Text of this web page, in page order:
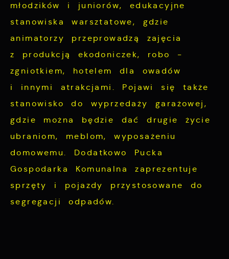
młodzików i juniorów, edukacyjne
stanowiska warsztatowe, gdzie
animatorzy przeprowadzą zajęcia
z produkcją ekodoniczek, robo -
zgniotkiem, hotelem dla owadów
i innymi atrakcjami. Pojawi się także
stanowisko do wyprzedaży garażowej,
gdzie można będzie dać drugie życie
ubraniom, meblom, wyposażeniu
domowemu. Dodatkowo Pucka
Gospodarka Komunalna zaprezentuje
sprzęty i pojazdy przystosowane do
segregacji odpadów.
częstotliwości, z jaką odwiedzane są nasze
serwisy www. Dane pozwalają nam na
ocenę naszych serwisów internetowych pod
względem ich popularności wśród
użytkowników. Zgromadzone informacje są
cookies gwarantuje dostępność wszystkich
funkcjonalności.
Reklamowe
Dzięki reklamowym plikom cookies
prezentujemy Ci najciekawsze informacje i
aktualności na stronach naszych partnerów.
Promocyjne pliki cookies służą do
prezentowania Ci naszych komunikatów na
Twoich zwyczajów dotyczących przeglądanej
witryny internetowej. Treści promocyjne
mogą pojawić się na stronach podmiotów
trzecich lub firm będących naszymi
partnerami oraz innych dostawców usług.
Firmy te działają w charakterze
Więcej